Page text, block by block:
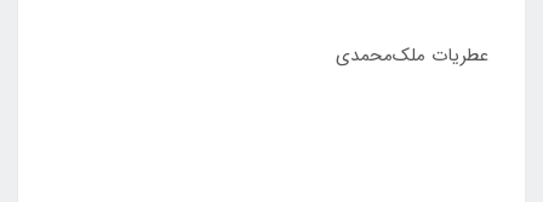
عطریات ملک‌محمدی